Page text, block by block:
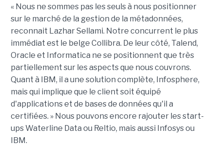
« Nous ne sommes pas les seuls à nous positionner
sur le marché de la gestion de la métadonnées,
reconnait Lazhar Sellami. Notre concurrent le plus
immédiat est le belge Collibra. De leur côté, Talend,
Oracle et Informatica ne se positionnent que très
partiellement sur les aspects que nous couvrons.
Quant à IBM, il a une solution complète, Infosphere,
mais qui implique que le client soit équipé
d'applications et de bases de données qu'il a
certifiées. » Nous pouvons encore rajouter les start-
ups Waterline Data ou Reltio, mais aussi Infosys ou
IBM.